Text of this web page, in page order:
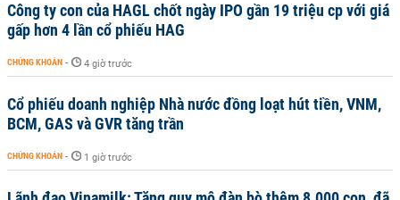
Công ty con của HAGL chốt ngày IPO gần 19 triệu cp với giá
gấp hơn 4 lần cổ phiếu HAG
CHỨNG KHOÁN - 4 giờ trước
Cổ phiếu doanh nghiệp Nhà nước đồng loạt hút tiền, VNM,
BCM, GAS và GVR tăng trần
CHỨNG KHOÁN - 1 giờ trước